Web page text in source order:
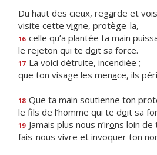
Du haut des cieux, regarde et
visite cette vigne, protège-la,
16 celle qu’a plantée ta main
le rejeton qui te doit sa force.
17 La voici détruite, incendiée ;
que ton visage les menace, ils
18 Que ta main soutienne ton
le fils de l’homme qui te doit sa
19 Jamais plus nous n’irons loin de
fais-nous vivre et invoquer ton